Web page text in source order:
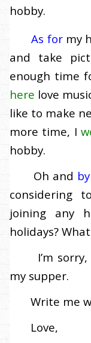
hobby.
As formy
and take
enough time
here love
like to make
more time, I
hobby.
Oh and
considering
joining any
holidays?
I’m sorry,
my supper.
Write me
Love,